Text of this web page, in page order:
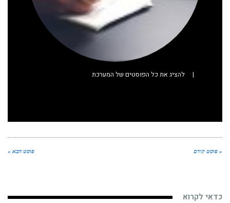
| להציג את כל הפוסטים של המערכת
« פוסט קודם פוסט הבא »
כדאי לקרוא